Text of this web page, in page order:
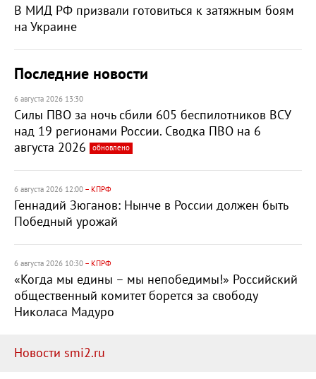
В МИД РФ призвали готовиться к затяжным боям
на Украине
Последние новости
6 августа 2026 13:30
Силы ПВО за ночь сбили 605 беспилотников ВСУ
над 19 регионами России. Сводка ПВО на 6
августа 2026
обновлено
6 августа 2026 12:00 – КПРФ
Геннадий Зюганов: Нынче в России должен быть
Победный урожай
6 августа 2026 10:30 – КПРФ
«Когда мы едины – мы непобедимы!» Российский
общественный комитет борется за свободу
Николаса Мадуро
Новости smi2.ru